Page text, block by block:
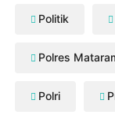
Politik
Polres
Polri